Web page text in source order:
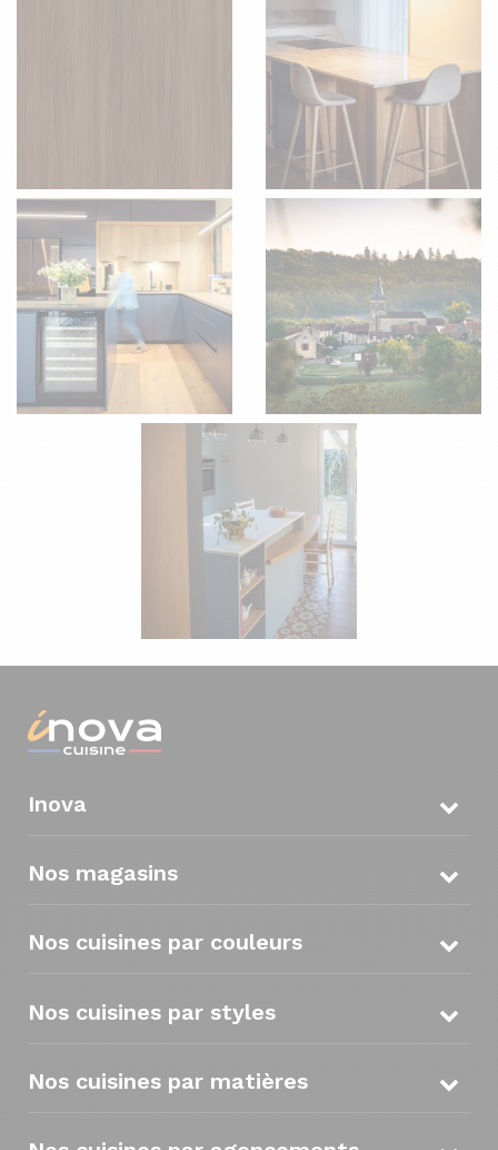
Inova
Nos magasins
Nos cuisines par couleurs
Nos cuisines par styles
Nos cuisines par matières